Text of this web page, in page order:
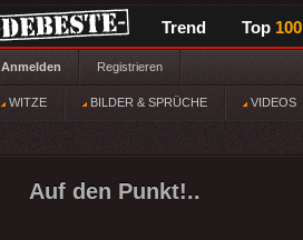
Trend Top 100
Anmelden Registrieren
WITZE BILDER & SPRÜCHE VIDEOS
Auf den Punkt!..